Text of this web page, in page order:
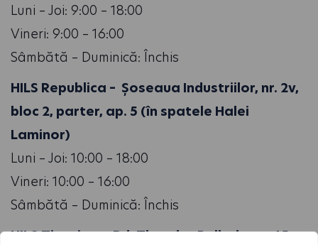
Luni – Joi: 9:00 – 18:00
Vineri: 9:00 – 16:00
Sâmbătă – Duminică: Închis
HILS Republica – Șoseaua Industriilor, nr. 2v,
bloc 2, parter, ap. 5 (în spatele Halei
Laminor)
Luni – Joi: 10:00 – 18:00
Vineri: 10:00 – 16:00
Sâmbătă – Duminică: Închis
HILS Titanium – Bd. Theodor Pallady, nr. 45